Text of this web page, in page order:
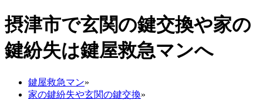
摂津市で玄関の鍵交換や家の
鍵紛失は鍵屋救急マンへ
鍵屋救急マン»
家の鍵紛失や玄関の鍵交換»